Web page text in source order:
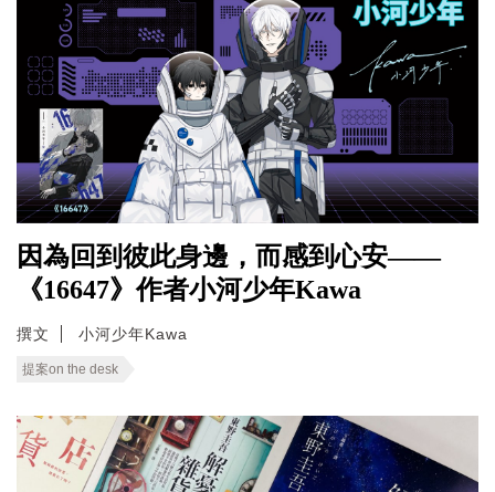
因為回到彼此身邊，而感到心安——
《16647》作者小河少年Kawa
撰文 小河少年Kawa
提案on the desk